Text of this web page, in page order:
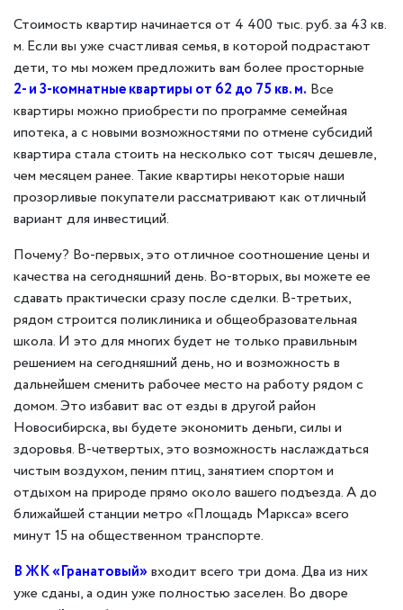
Стоимость квартир начинается от 4 400 тыс. руб. за 43 кв.
м. Если вы уже счастливая семья, в которой подрастают
дети, то мы можем предложить вам более просторные
2- и 3-комнатные квартиры от 62 до 75 кв. м. Все
квартиры можно приобрести по программе семейная
ипотека, а с новыми возможностями по отмене субсидий
квартира стала стоить на несколько сот тысяч дешевле,
чем месяцем ранее. Такие квартиры некоторые наши
прозорливые покупатели рассматривают как отличный
вариант для инвестиций.
Почему? Во-первых, это отличное соотношение цены и
качества на сегодняшний день. Во-вторых, вы можете ее
сдавать практически сразу после сделки. В-третьих,
рядом строится поликлиника и общеобразовательная
школа. И это для многих будет не только правильным
решением на сегодняшний день, но и возможность в
дальнейшем сменить рабочее место на работу рядом с
домом. Это избавит вас от езды в другой район
Новосибирска, вы будете экономить деньги, силы и
здоровья. В-четвертых, это возможность наслаждаться
чистым воздухом, пеним птиц, занятием спортом и
отдыхом на природе прямо около вашего подъезда. А до
ближайшей станции метро «Площадь Маркса» всего
минут 15 на общественном транспорте.
В ЖК «Гранатовый»входит всего три дома. Два из них
уже сданы, а один уже полностью заселен. Во дворе